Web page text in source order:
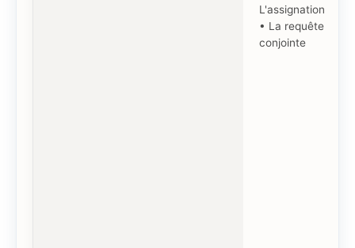
L'assignation
• La requête
conjointe